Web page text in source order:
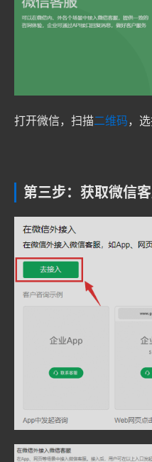
打开微信，扫描二维码，
第三步：获取微信